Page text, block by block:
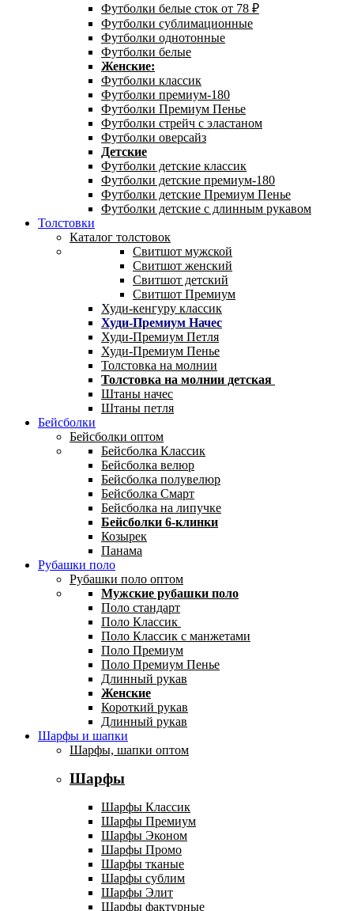
Футболки белые сток от 78 ₽
Футболки сублимационные
Футболки однотонные
Футболки белые
Женские:
Футболки классик
Футболки премиум-180
Футболки Премиум Пенье
Футболки стрейч с эластаном
Футболки оверсайз
Детские
Футболки детские классик
Футболки детские премиум-180
Футболки детские Премиум Пенье
Футболки детские с длинным рукавом
Толстовки
Каталог толстовок
Свитшот мужской
Свитшот женский
Свитшот детский
Свитшот Премиум
Худи-кенгуру классик
Худи-Премиум Начес
Худи-Премиум Петля
Худи-Премиум Пенье
Толстовка на молнии
Толстовка на молнии детская
Штаны начес
Штаны петля
Бейсболки
Бейсболки оптом
Бейсболка Классик
Бейсболка велюр
Бейсболка полувелюр
Бейсболка Смарт
Бейсболка на липучке
Бейсболки 6-клинки
Козырек
Панама
Рубашки поло
Рубашки поло оптом
Мужские рубашки поло
Поло стандарт
Поло Классик
Поло Классик с манжетами
Поло Премиум
Поло Премиум Пенье
Длинный рукав
Женские
Короткий рукав
Длинный рукав
Шарфы и шапки
Шарфы, шапки оптом
Шарфы
Шарфы Классик
Шарфы Премиум
Шарфы Эконом
Шарфы Промо
Шарфы тканые
Шарфы сублим
Шарфы Элит
Шарфы фактурные